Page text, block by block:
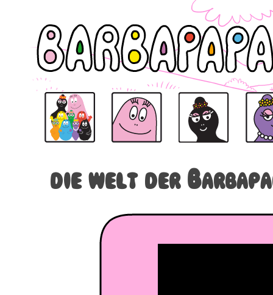
Barbapapa Barbapapa Barbamama
die welt der